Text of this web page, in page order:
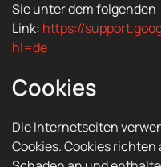
Sie unter dem folgenden
Link: https://
hl=de
Cookies
Die Internetseiten
Cookies. Cookies